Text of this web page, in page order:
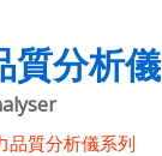
質分析儀
品質分析儀系列